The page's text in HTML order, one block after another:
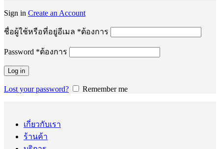
Sign in Create an Account
ชื่อผู้ใช้หรือที่อยู่อีเมล *ต้องการ
Password *ต้องการ
Log in
Lost your password? Remember me
เกี่ยวกับเรา
ร้านค้า